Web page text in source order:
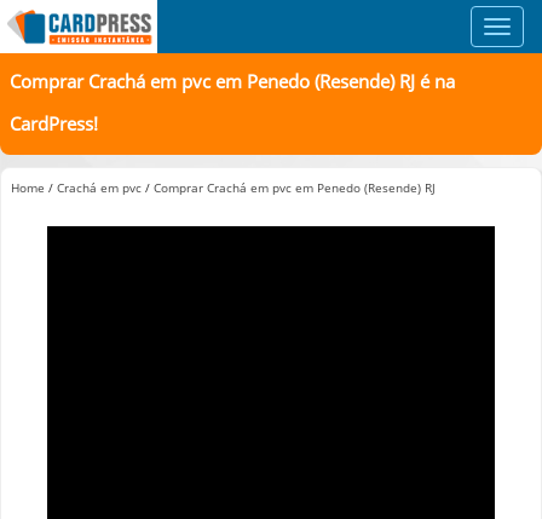
Comprar Crachá em pvc em Penedo (Resende) RJ é na
CardPress!
Home / Crachá em pvc / Comprar Crachá em pvc em Penedo (Resende) RJ